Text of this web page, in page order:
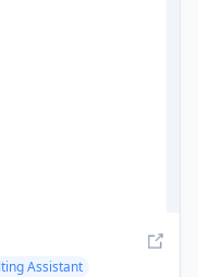
Assistant